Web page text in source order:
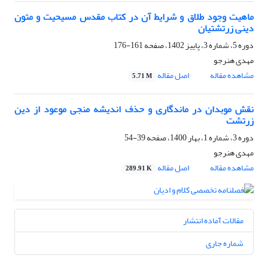
ماهیت وجود طلاق و شرایط آن در کتاب مقدس مسیحیت و متون
دینی زرتشتیان
دوره 5، شماره 3، پاییز 1402، صفحه
161-176
مهدی هنرجو
مشاهده مقاله
اصل مقاله 5.71 M
نقش موبدان در ماندگاری و حذف اندیشه منجی موعود از دین
زرتشت
دوره 3، شماره 1، بهار 1400، صفحه
39-54
مهدی هنرجو
مشاهده مقاله
اصل مقاله 289.91 K
مقالات آماده انتشار
شماره جاری